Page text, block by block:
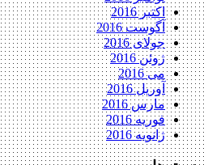
اکتبر 2016
آگوست 2016
جولای 2016
ژوئن 2016
می 2016
آوریل 2016
مارس 2016
فوریه 2016
ژانویه 2016